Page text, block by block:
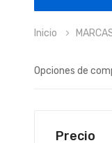
Inicio
Opciones de
Precio